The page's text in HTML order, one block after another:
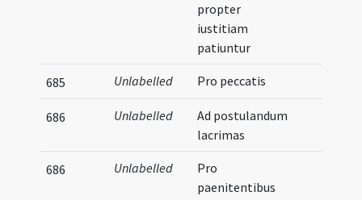
propter
iustitiam
patiuntur
685 Unlabelled Pro peccatis
686 Unlabelled
Ad postulandum
lacrimas
686 Unlabelled
Pro
paenitentibus